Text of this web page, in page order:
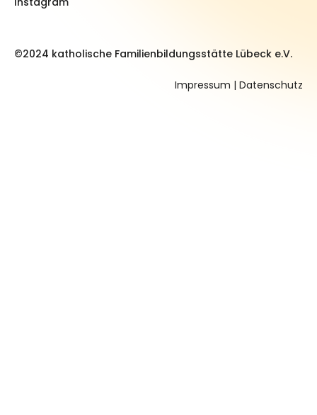
©2024 katholische Familienbildungsstätte Lübeck e.V.
Impressum | Datenschutz